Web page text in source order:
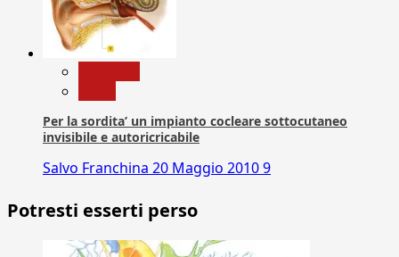
Per la sordita’ un impianto cocleare sottocutaneo
invisibile e autoricricabile
Salvo Franchina 20 Maggio 20109
Potresti esserti perso